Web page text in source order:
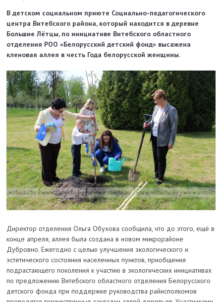
В детском социальном приюте Социально-педагогического
центра Витебского района, который находится в деревне
Большие Лётцы, по инициативе Витебского областного
отделения РОО «Белорусский детский фонд» высажена
кленовая аллея в честь Года белорусской женщины.
Директор отделения Ольга Обухова сообщила, что до этого, ещё в
конце апреля, аллея была создана в новом микрорайоне
Дубровно. Ежегодно с целью улучшения экологического и
эстетического состояния населенных пунктов, приобщения
подрастающего поколения к участию в экологических инициативах
по предложению Витебского областного отделения Белорусского
детского фонда при поддержке руководства райисполкомов